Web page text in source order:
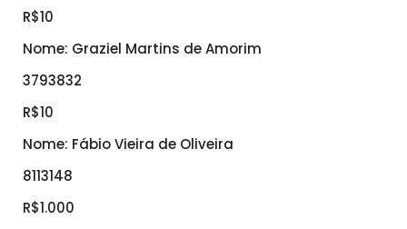
R$10
Nome: Graziel Martins de Amorim
3793832
R$10
Nome: Fábio Vieira de Oliveira
8113148
R$1.000